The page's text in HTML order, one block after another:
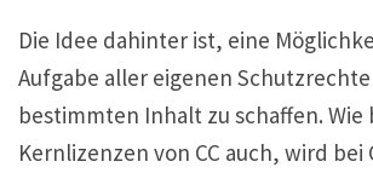
Die Idee dahinter ist, eine
Aufgabe aller eigenen
bestimmten Inhalt zu schaffen. Wie
Kernlizenzen von CC auch, wird bei